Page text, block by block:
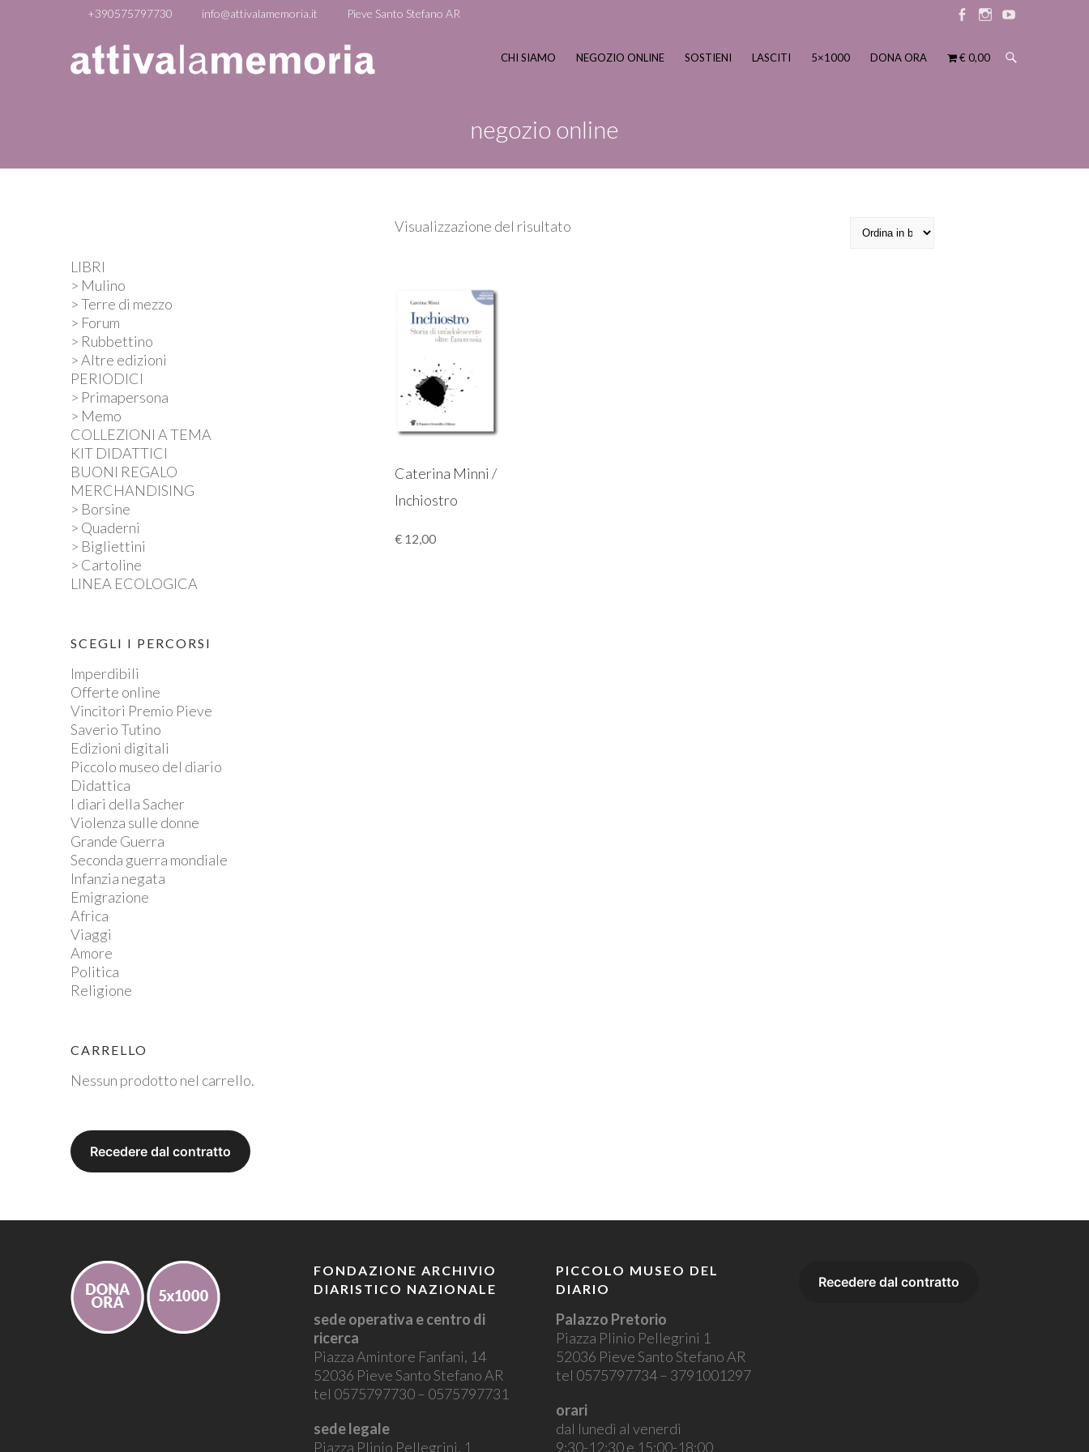
+390575797730 info@attivalamemoria.it Pieve Santo Stefano AR
ElementoElemento
CHI SIAMO NEGOZIO ONLINE SOSTIENI LASCITI 5×1000 DONA ORA € 0,00
negozio online
Visualizzazione del risultato
Caterina Minni /
Inchiostro
€ 12,00
LIBRI
> Mulino
> Terre di mezzo
> Forum
> Rubbettino
> Altre edizioni
PERIODICI
> Primapersona
> Memo
COLLEZIONI A TEMA
KIT DIDATTICI
BUONI REGALO
MERCHANDISING
> Borsine
> Quaderni
> Bigliettini
> Cartoline
LINEA ECOLOGICA
SCEGLI I PERCORSI
Imperdibili
Offerte online
Vincitori Premio Pieve
Saverio Tutino
Edizioni digitali
Piccolo museo del diario
Didattica
I diari della Sacher
Violenza sulle donne
Grande Guerra
Seconda guerra mondiale
Infanzia negata
Emigrazione
Africa
Viaggi
Amore
Politica
Religione
CARRELLO
Nessun prodotto nel carrello.
FONDAZIONE ARCHIVIO
DIARISTICO NAZIONALE
sede operativa e centro di
ricerca
Piazza Amintore Fanfani, 14
52036 Pieve Santo Stefano AR
tel 0575797730 – 0575797731
sede legale
Piazza Plinio Pellegrini, 1
PICCOLO MUSEO DEL
DIARIO
Palazzo Pretorio
Piazza Plinio Pellegrini 1
52036 Pieve Santo Stefano AR
tel 0575797734 – 3791001297
orari
dal lunedì al venerdì
9:30-12:30 e 15:00-18:00